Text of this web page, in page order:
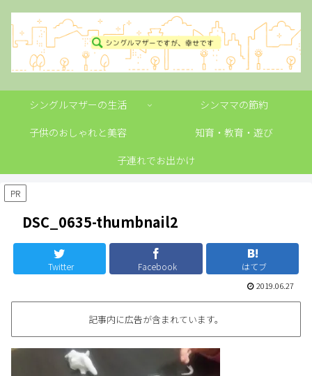
シングルマザーの生活
シンママの節約
子供のおしゃれと美容
知育・教育・遊び
子連れでお出かけ
PR
DSC_0635-thumbnail2
Twitter Facebook はてブ
2019.06.27
記事内に広告が含まれています。